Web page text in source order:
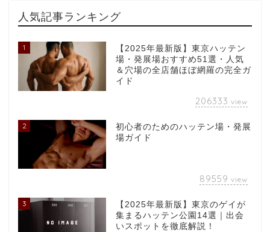
人気記事ランキング
1
【2025年最新版】東京ハッテン
場・発展場おすすめ51選・人気
＆穴場の全店舗ほぼ網羅の完全ガ
イド
206333 view
2
初心者のためのハッテン場・発展
場ガイド
89559 view
3
【2025年最新版】東京のゲイが
集まるハッテン公園14選｜出会
いスポットを徹底解説！